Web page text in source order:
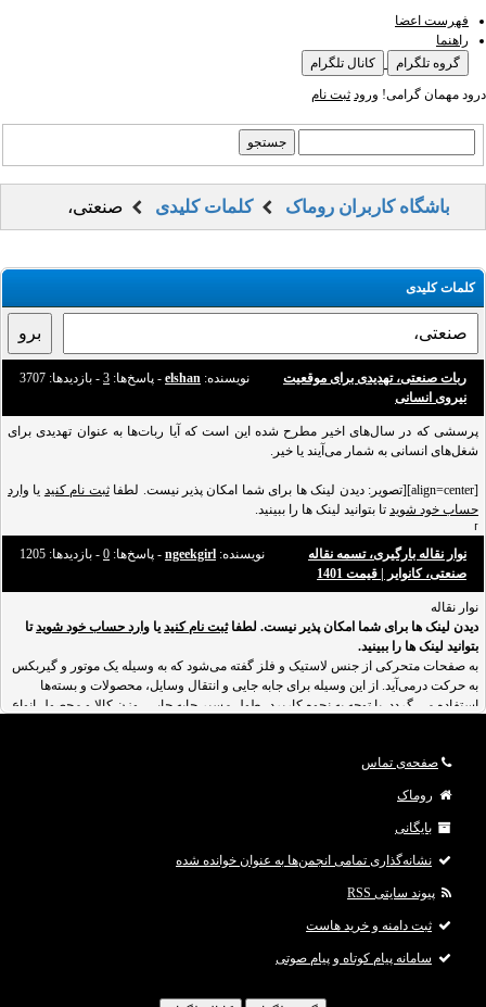
فهرست اعضا
راهنما
گروه تلگرام
کانال تلگرام
درود مهمان گرامی! ورود ثبت نام
باشگاه کاربران روماک کلمات کلیدی صنعتی،
کلمات کلیدی
نویسنده: elshan - پاسخ‌ها: 3 - بازدید‌ها: 3707
ربات صنعتی، تهدیدی برای موقعیت
نیروی انسانی
پرسشی که در سال‌های اخیر مطرح شده این است که آیا ربات‌ها به عنوان تهدیدی برای
شغل‌های انسانی به شمار می‌آیند یا خیر.
[align=center][تصویر: دیدن لینک ها برای شما امکان پذیر نیست. لطفا ثبت نام کنید یا وارد
حساب خود شوید تا بتوانید لینک ها را ببینید.
]
در بسیاری از گزارش‌های خبری مربوط به ربات‌ها، کمی وضعیت طنزآمیز وجود دارد. اینکه
مضحک به نظر برسد. از سویی دیگر، بسیاری از مردم دغدغه‌های واقعی‌تری در مورد
ربات‌ها دارند. مردم نگران این موضوع هستند که در آ
نویسنده: ngeekgirl - پاسخ‌ها: 0 - بازدید‌ها: 1205
نوار نقاله بارگیری، تسمه نقاله
صنعتی، کانوایر | قیمت 1401
نوار نقاله
دیدن لینک ها برای شما امکان پذیر نیست. لطفاثبت نام کنید یا وارد حساب خود شویدتا
بتوانید لینک ها را ببینید.
به صفحات متحرکی از جنس لاستیک و فلز گفته می‌شود که به وسیله یک موتور و گیربکس
به حرکت درمی‌آید. از این وسیله برای جابه‌ جایی و انتقال وسایل، محصولات و بسته‌ها
استفاده می‌ گردد. با توجه به نحوه کاربرد، طول مسیر جابه‌ جایی، وزن کالا و محصول انواع
صفحه‌ی تماس
روماک
بایگانی
نشانه‌گذاری تمامی انجمن‌ها به عنوان خوانده شده
پیوند سایتی RSS
ثبت دامنه و خرید هاست
سامانه پیام کوتاه و پیام صوتی